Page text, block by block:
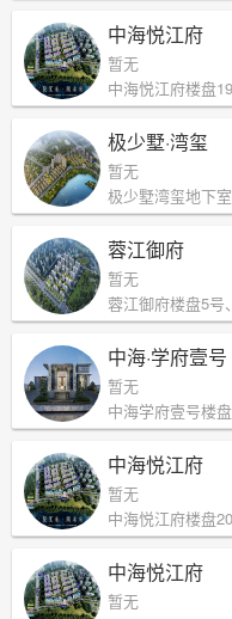
中海悦江府
暂无
极少墅·湾玺
暂无
极少墅湾玺地下
蓉江御府
暂无
中海·学府壹号
暂无
中海学府壹号楼
中海悦江府
暂无
中海悦江府
暂无